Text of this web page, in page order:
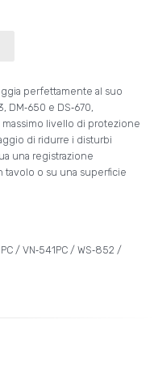
perfettamente al suo
DM‑650 e DS‑670,
livello di protezione
di ridurre i disturbi
una registrazione
tavolo o su una superficie
/ VN‑541PC / WS‑852 /